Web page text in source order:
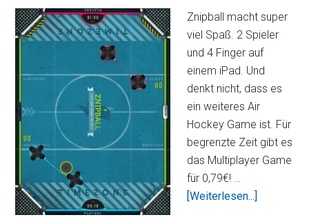
im
AppStore
Znipball macht super
viel Spaß. 2 Spieler
und 4 Finger auf
einem iPad. Und
denkt nicht, dass es
ein weiteres Air
Hockey Game ist. Für
begrenzte Zeit gibt es
das Multiplayer Game
für 0,79€! …
[Weiterlesen...]